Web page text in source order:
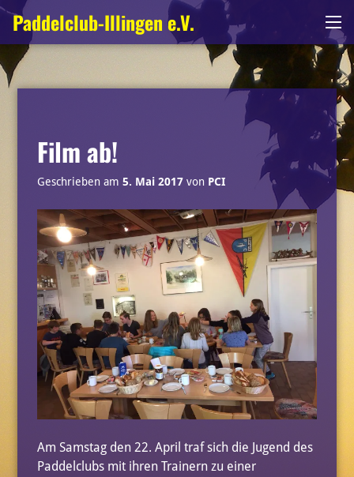
Zum
Inhalt
springen
Paddelclub-Illingen e.V.
Film ab!
Geschrieben am 5. Mai 2017von PCI
Am Samstag den 22. April traf sich die Jugend des
Paddelclubs mit ihren Trainern zu einer